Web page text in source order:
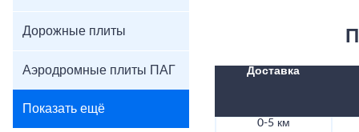
Дорожные плиты
Аэродромные плиты ПАГ
Показать ещё
Доставка
0-5 км